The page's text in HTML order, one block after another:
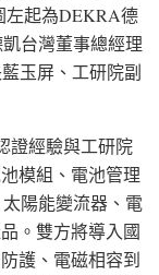
左起為DEKRA德
台灣董事總經理
玉屏、工研院副
證經驗與工研院
模組、電池管理
陽能變流器、電
。雙方將導入國
護、電磁相容到